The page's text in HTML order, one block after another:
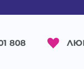
808